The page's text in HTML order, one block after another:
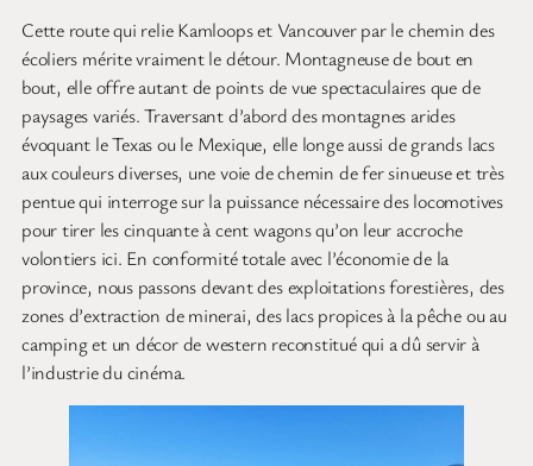
Cette route qui relie Kamloops et Vancouver par le chemin des
écoliers mérite vraiment le détour. Montagneuse de bout en
bout, elle offre autant de points de vue spectaculaires que de
paysages variés. Traversant d’abord des montagnes arides
évoquant le Texas ou le Mexique, elle longe aussi de grands lacs
aux couleurs diverses, une voie de chemin de fer sinueuse et très
pentue qui interroge sur la puissance nécessaire des locomotives
pour tirer les cinquante à cent wagons qu’on leur accroche
volontiers ici. En conformité totale avec l’économie de la
province, nous passons devant des exploitations forestières, des
zones d’extraction de minerai, des lacs propices à la pêche ou au
camping et un décor de western reconstitué qui a dû servir à
l’industrie du cinéma.